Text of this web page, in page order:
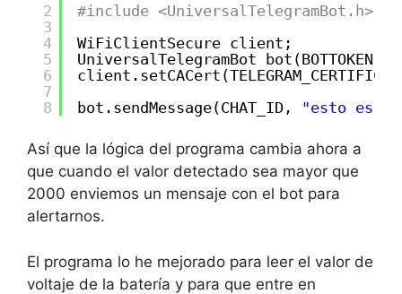
2
3
4
5
6
7
8
#include <UniversalTelegramBot.h>
WiFiClientSecure client;
UniversalTelegramBot
bot.sendMessage(CHAT_ID, "esto es
Así que la lógica del programa cambia ahora a
que cuando el valor detectado sea mayor que
2000 enviemos un mensaje con el bot para
alertarnos.
El programa lo he mejorado para leer el valor de
voltaje de la batería y para que entre en